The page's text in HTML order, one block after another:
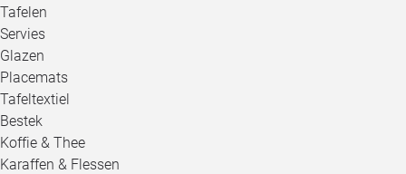
Tafelen
Servies
Glazen
Placemats
Tafeltextiel
Bestek
Koffie & Thee
Karaffen & Flessen